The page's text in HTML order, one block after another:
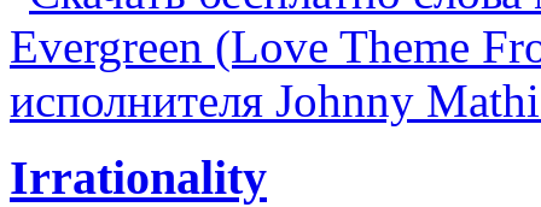
Irrationality